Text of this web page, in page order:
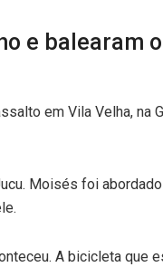
e balearam
em Vila Velha, na
Moisés foi
A bicicleta que